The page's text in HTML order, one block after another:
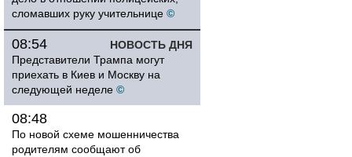
сломавших руку учительнице ©
НОВОСТЬ ДНЯ
08:54
Представители Трампа могут
приехать в Киев и Москву на
следующей неделе ©
08:48
По новой схеме мошенничества
родителям сообщают об